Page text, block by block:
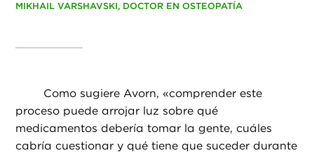
MIKHAIL VARSHAVSKI, DOCTOR EN OSTEOPATÍA
Como sugiere Avorn, «comprender este
proceso puede arrojar luz sobre qué
medicamentos debería tomar la gente, cuáles
cabría cuestionar y qué tiene que suceder durante